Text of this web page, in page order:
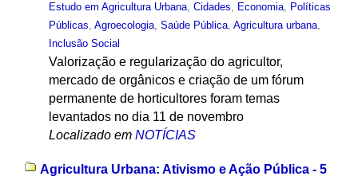
Estudo em Agricultura Urbana, Cidades, Economia, Políticas
Públicas, Agroecologia, Saúde Pública, Agricultura urbana,
Inclusão Social
Valorização e regularização do agricultor,
mercado de orgânicos e criação de um fórum
permanente de horticultores foram temas
levantados no dia 11 de novembro
Localizado em NOTÍCIAS
Agricultura Urbana: Ativismo e Ação Pública - 5